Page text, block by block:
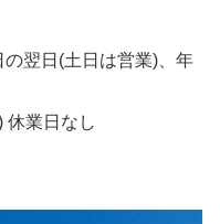
翌日(土日は営業)、年
休業日なし